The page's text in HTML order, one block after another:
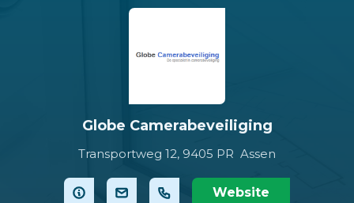
Globe Camerabeveiliging
Transportweg 12, 9405 PR Assen
Website